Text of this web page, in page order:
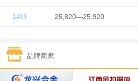
1#锌 25,820—25,920
1#锡 434,000—436,000
1#镍 129,550—130,750
品牌商家